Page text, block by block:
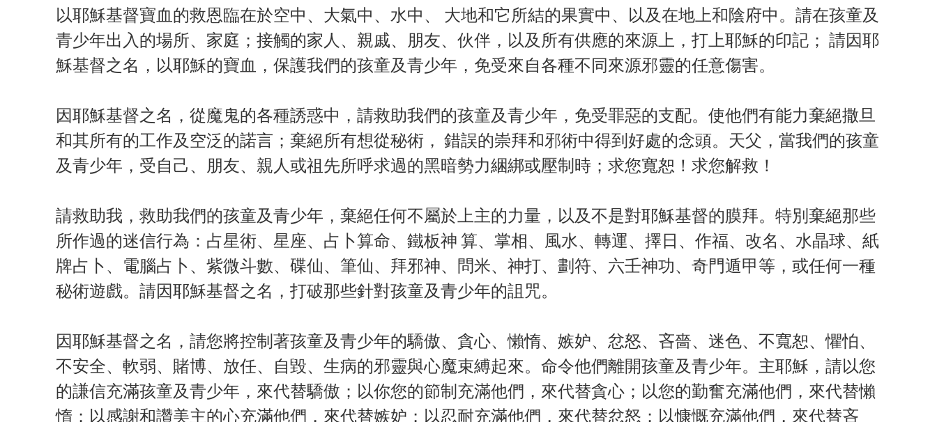
以耶穌基督寶血的救恩臨在於空中、大氣中、水中、 大地和它所結的果實中、以及在地上和陰府中。請在孩童及
青少年出入的場所、家庭；接觸的家人、親戚、朋友、伙伴，以及所有供應的來源上，打上耶穌的印記； 請因耶
穌基督之名，以耶穌的寶血，保護我們的孩童及青少年，免受來自各種不同來源邪靈的任意傷害。
因耶穌基督之名，從魔鬼的各種誘惑中，請救助我們的孩童及青少年，免受罪惡的支配。使他們有能力棄絕撒旦
和其所有的工作及空泛的諾言；棄絕所有想從秘術， 錯誤的崇拜和邪術中得到好處的念頭。天父，當我們的孩童
及青少年，受自己、朋友、親人或祖先所呼求過的黑暗勢力綑綁或壓制時；求您寬恕！求您解救！
請救助我，救助我們的孩童及青少年，棄絕任何不屬於上主的力量，以及不是對耶穌基督的膜拜。特別棄絕那些
所作過的迷信行為：占星術、星座、占卜算命、鐵板神 算、掌相、風水、轉運、擇日、作福、改名、水晶球、紙
牌占卜、電腦占卜、紫微斗數、碟仙、筆仙、拜邪神、問米、神打、劃符、六壬神功、奇門遁甲等，或任何一種
秘術遊戲。請因耶穌基督之名，打破那些針對孩童及青少年的詛咒。
因耶穌基督之名，請您將控制著孩童及青少年的驕傲、貪心、懶惰、嫉妒、忿怒、吝嗇、迷色、不寬恕、懼怕、
不安全、軟弱、賭博、放任、自毀、生病的邪靈與心魔束縛起來。命令他們離開孩童及青少年。主耶穌，請以您
的謙信充滿孩童及青少年，來代替驕傲；以你您的節制充滿他們，來代替貪心；以您的勤奮充滿他們，來代替懶
惰；以感謝和讚美主的心充滿他們，來代替嫉妒；以忍耐充滿他們，來代替忿怒；以慷慨充滿他們，來代替吝